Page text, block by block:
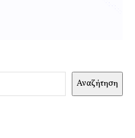
Αναζήτηση